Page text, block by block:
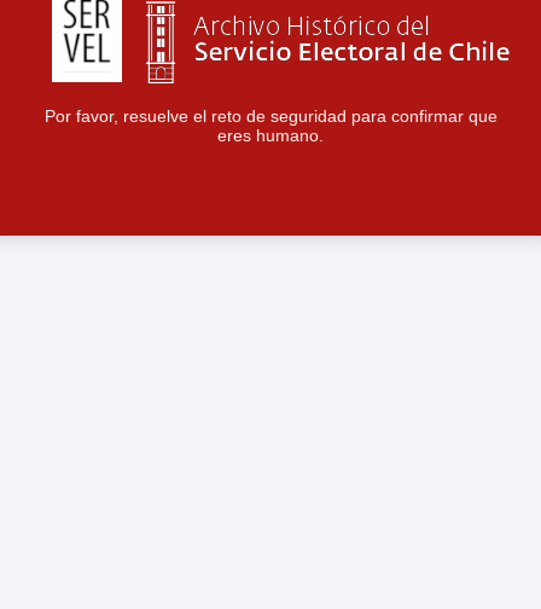
Por favor, resuelve el reto de seguridad para confirmar que
eres humano.